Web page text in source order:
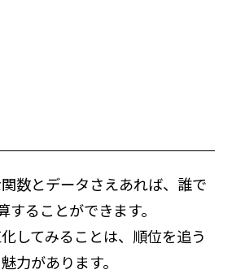
数とデータさえあれば、誰で
ることができます。
してみることは、順位を追う
力があります。